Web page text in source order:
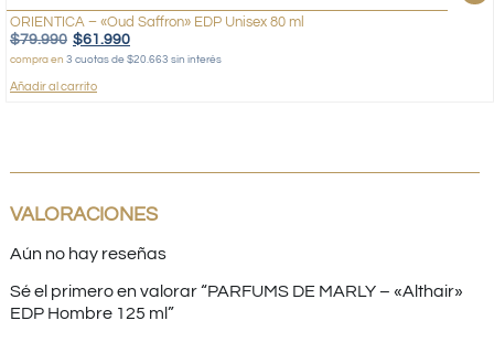
ORIENTICA – «Oud Saffron» EDP Unisex 80 ml
$79.990 $61.990
compra en 3 cuotas de $20.663 sin interés
Añadir al carrito
VALORACIONES
Aún no hay reseñas
Sé el primero en valorar “PARFUMS DE MARLY – «Althair»
EDP Hombre 125 ml”